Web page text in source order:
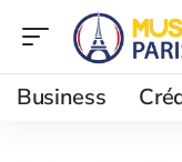
Business